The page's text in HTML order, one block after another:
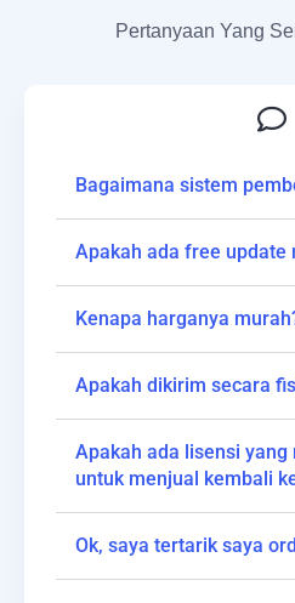
Pertanyaan Yang
Bagaimana sistem
Apakah ada free update
Kenapa harganya
Apakah dikirim secara
Apakah ada lisensi yang
untuk menjual kembali
Ok, saya tertarik saya